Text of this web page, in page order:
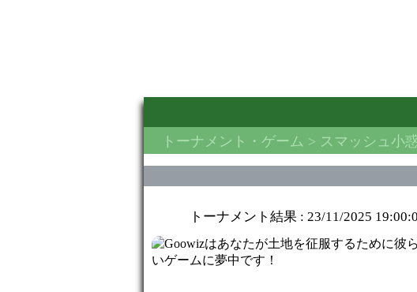
トーナメント・ゲーム > スマッシュ小
トーナメント結果 :23/11/2025